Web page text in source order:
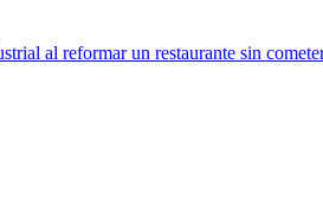
al reformar un restaurante sin